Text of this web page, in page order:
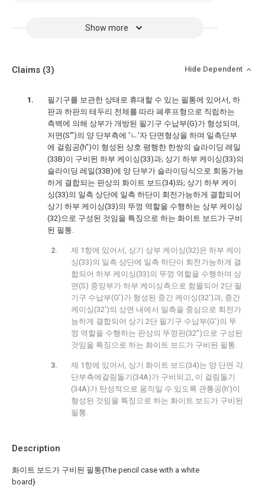
Show more
Description
화이트 보드가 구비된 필통{The pencil case with a white
board}
Claims (3) Hide Dependent
필기구를 보관한 상태로 휴대할 수 있는 필통에 있어서, 하
판과 하판의 테두리 전체를 따라 폐루프형으로 직립하는
측벽에 의해 상부가 개방된 필기구 수납부(G)가 형성되며,
저면(S'")의 양 단부측에 'ㄴ'자 단면형상을 하며 일측단부
에 걸림공(h")이 형성된 상호 평행한 한쌍의 슬라이딩 레일
(33B)이 구비된 하부 케이싱(33)과; 상기 하부 케이싱(33)의
슬라이딩 레일(33B)에 양 단부가 슬라이딩식으로 회동가능
하게 결합되는 판상의 화이트 보드(34)와; 상기 하부 케이
싱(33)의 일측 상단에 일측 하단이 회전가능하게 결합되어
상기 하부 케이싱(33)의 뚜껑 역할을 수행하는 상부 케이싱
(32)으로 구성된 것임을 특징으로 하는 화이트 보드가 구비
된 필통.
제 1항에 있어서, 상기 상부 케이싱(32)은 하부 케이
싱(33)의 일측 상단에 일측 하단이 회전가능하게 결
합되어 하부 케이싱(33)의 뚜껑 역할을 수행하며 상
면(S) 중앙부가 하부 케이싱측으로 함몰되어 2단 필
기구 수납부(G')가 형성된 중간 케이싱(32')과, 중간
케이싱(32')의 상면 내에서 일측을 중심으로 회전가
능하게 결합되어 상기 2단 필기구 수납부(G')의 뚜
껑 역할을 수행하는 판상의 뚜껑판(32")으로 구성된
것임을 특징으로 하는 화이트 보드가 구비된 필통.
제 1항에 있어서, 상기 화이트 보드(34)는 양 단면 각
단부측에걸림돌기(34A)가 구비되고, 이 걸림돌기
(34A)가 탄성적으로 움직일 수 있도록 관통공(h')이
형성된 것임을 특징으로 하는 화이트 보드가 구비된
필통.